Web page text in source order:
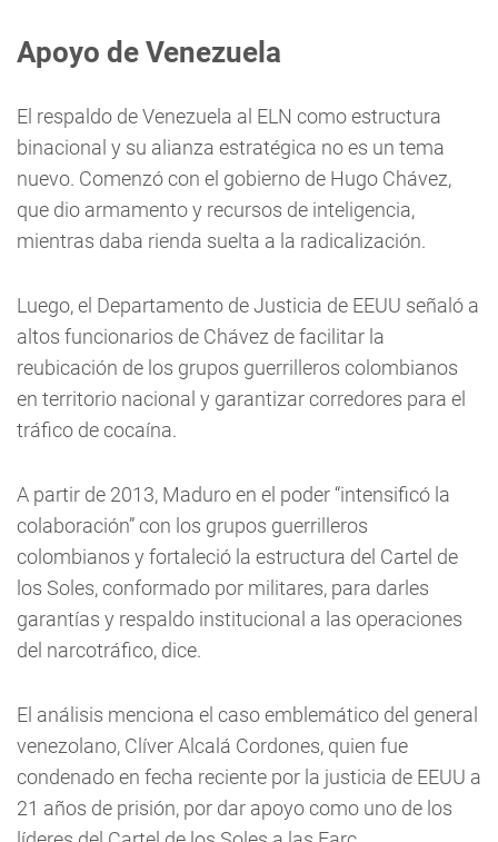
Apoyo de Venezuela
El respaldo de Venezuela al ELN como estructura
binacional y su alianza estratégica no es un tema
nuevo. Comenzó con el gobierno de Hugo Chávez,
que dio armamento y recursos de inteligencia,
mientras daba rienda suelta a la radicalización.
Luego, el Departamento de Justicia de EEUU señaló a
altos funcionarios de Chávez de facilitar la
reubicación de los grupos guerrilleros colombianos
en territorio nacional y garantizar corredores para el
tráfico de cocaína.
A partir de 2013, Maduro en el poder “intensificó la
colaboración” con los grupos guerrilleros
colombianos y fortaleció la estructura del Cartel de
los Soles, conformado por militares, para darles
garantías y respaldo institucional a las operaciones
del narcotráfico, dice.
El análisis menciona el caso emblemático del general
venezolano, Clíver Alcalá Cordones, quien fue
condenado en fecha reciente por la justicia de EEUU a
21 años de prisión, por dar apoyo como uno de los